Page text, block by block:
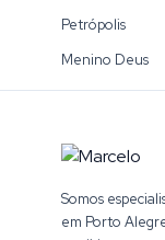
Petrópolis
Menino Deus
Somos
em Porto